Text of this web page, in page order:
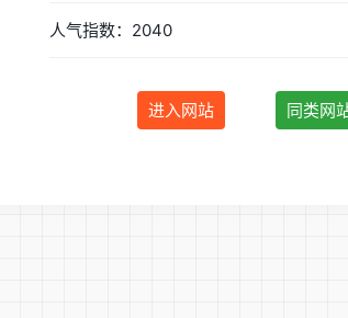
人气指数：2040
进入网站 同类网